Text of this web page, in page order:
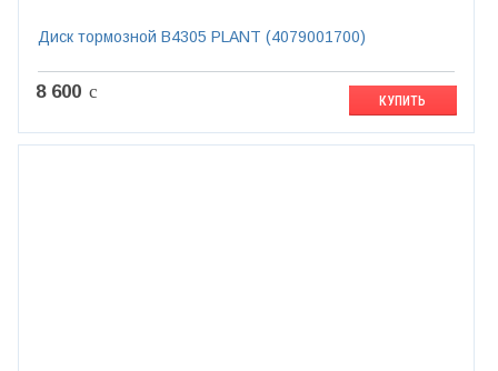
Диск тормозной B4305 PLANT (4079001700)
8 600 c КУПИТЬ